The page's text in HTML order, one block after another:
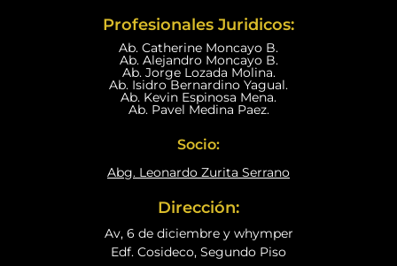
Profesionales Juridicos:
Ab. Catherine Moncayo B.
Ab. Alejandro Moncayo B.
Ab. Jorge Lozada Molina.
Ab. Isidro Bernardino Yagual.
Ab. Kevin Espinosa Mena.
Ab. Pavel Medina Paez.
Socio:
Abg. Leonardo Zurita Serrano
Dirección:
Av, 6 de diciembre y whymper
Edf. Cosideco, Segundo Piso